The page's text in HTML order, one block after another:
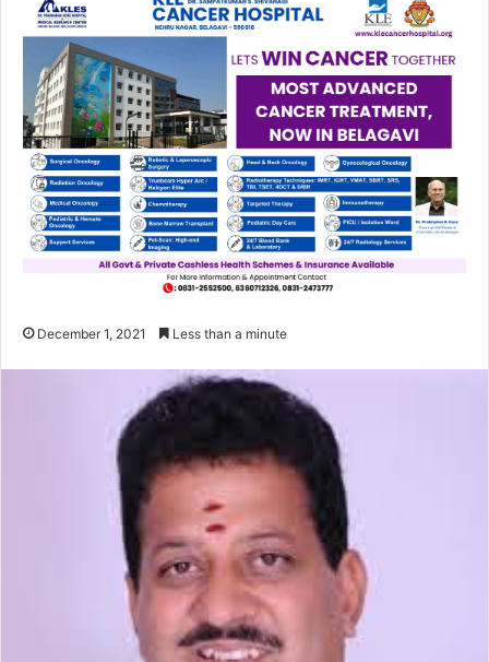
December 1, 2021 Less than a minute